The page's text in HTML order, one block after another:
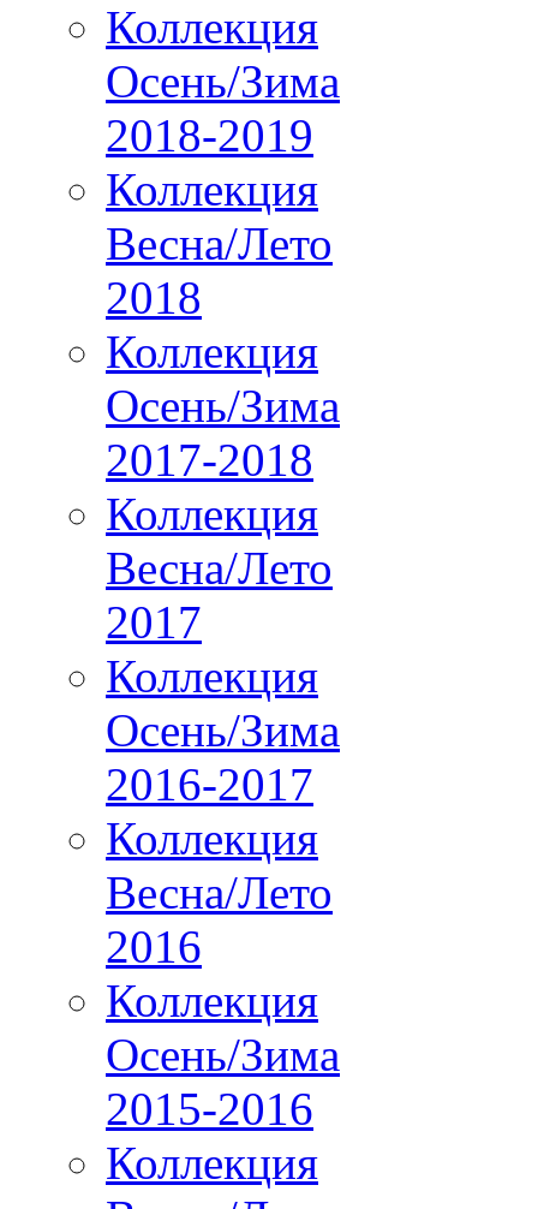
Коллекция
Осень/Зима
2018-2019
Коллекция
Весна/Лето
2018
Коллекция
Осень/Зима
2017-2018
Коллекция
Весна/Лето
2017
Коллекция
Осень/Зима
2016-2017
Коллекция
Весна/Лето
2016
Коллекция
Осень/Зима
2015-2016
Коллекция